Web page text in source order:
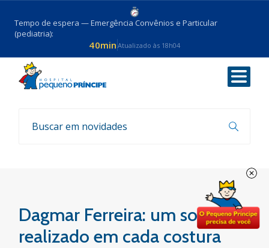
Tempo de espera — Emergência Convênios e Particular
(pediatria):
40min Atualizado às 18h04
Voltar
Sua história, nossa história
Dagmar Ferreira: um sonho
realizado em cada costura